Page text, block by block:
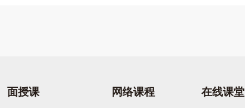
面授课 网络课程 在线课堂